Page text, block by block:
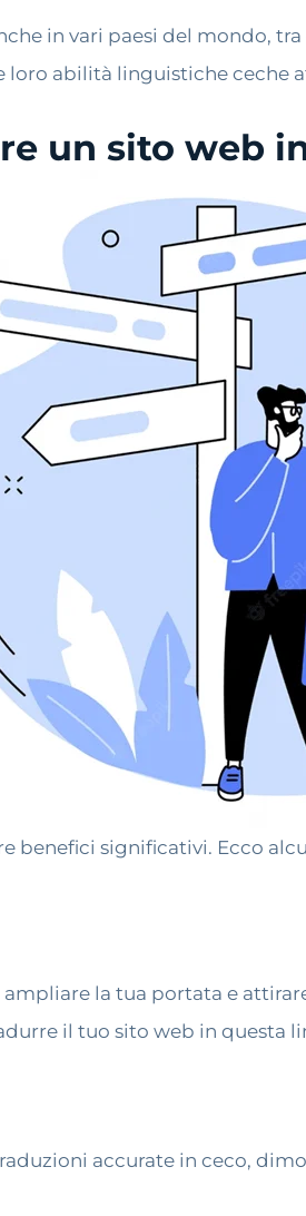
in vari paesi del mondo,
loro abilità linguistiche ceche
un sito web
benefici significativi. Ecco
la tua portata e
il tuo sito web in
accurate in ceco,